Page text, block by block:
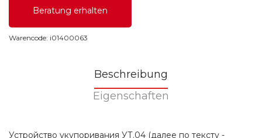
Beratung erhalten
Warencode: i01400063
Beschreibung
Eigenschaften
Устройство укупоривания УТ.04 (далее по тексту -